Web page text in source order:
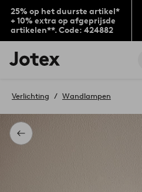
25% op het duurste artikel*
+ 10% extra op afgeprijsde
artikelen**. Code: 424882
Jotex
logo
to
home
page
Terug
Verlichting Wandlampen